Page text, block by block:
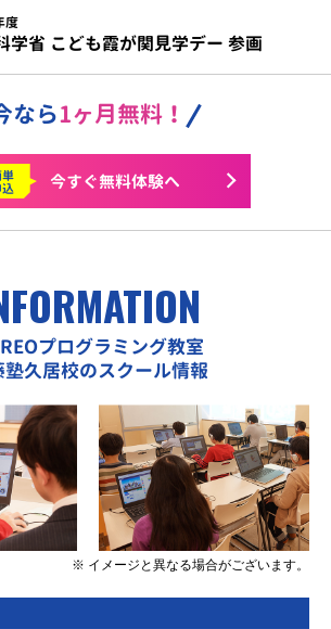
度
学省 こども霞が関見学デー 参画
なら1ヶ月無料！
今すぐ無料体験へ
プログラミング教室
塾久居校のスクール情報
※ イメージと異なる場合がございます。